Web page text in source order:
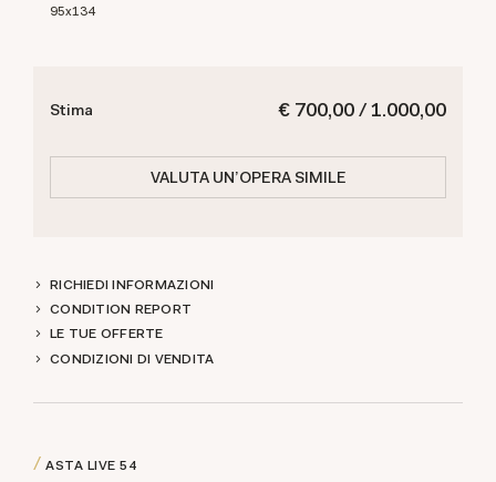
95x134
€ 700,00 / 1.000,00
Stima
VALUTA UN'OPERA SIMILE
RICHIEDI INFORMAZIONI
CONDITION REPORT
LE TUE OFFERTE
CONDIZIONI DI VENDITA
ASTA LIVE 54